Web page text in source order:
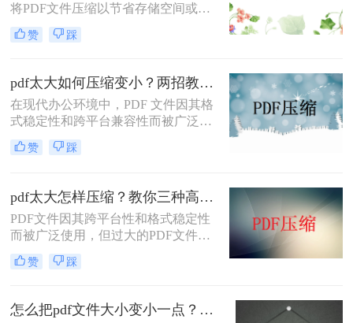
将PDF文件压缩以节省存储空间或加
快传输速度。那么pdf怎么压缩呢？本
文将介绍几种常见的PDF压缩方法。
赞 踩
pdf太大如何压缩变小？两招教你轻松压缩！
在现代办公环境中，PDF 文件因其格
式稳定性和跨平台兼容性而被广泛使
用。然而，当这些文件变得过大时，
它们不仅占用大量存储空间，而且在
传到某些平台。因此，掌握pdf太大如
何压缩变小是十分必要的。本文将介
绍两种实用的方法来解决这个问题，
帮助您轻松完成 PDF 文件的压缩。
赞 踩
pdf太大怎样压缩？教你三种高效方法！
PDF文件因其跨平台性和格式稳定性
而被广泛使用，但过大的PDF文件不
仅占用存储空间，还会影响传输速度
和加载速度。为了解决pdf太大怎样压
件的方法。
赞 踩
怎么把pdf文件大小变小一点？四种方法对比，一看就懂！